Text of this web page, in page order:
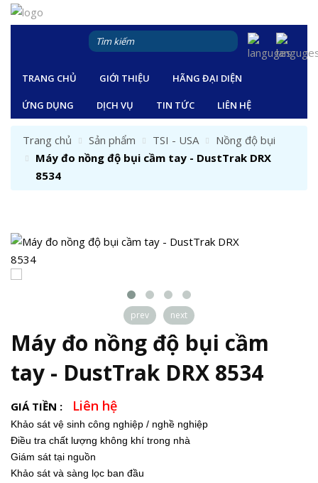
TRANG CHỦ GIỚI THIỆU HÃNG ĐẠI DIỆN
ỨNG DỤNG DỊCH VỤ TIN TỨC LIÊN HỆ
Trang chủ Sản phẩm TSI - USA
Nồng độ bụi
Máy đo nồng độ bụi cầm tay - DustTrak DRX
8534
prev next
Máy đo nồng độ bụi cầm
tay - DustTrak DRX 8534
GIÁ TIỀN : Liên hệ
Khảo sát vệ sinh công nghiệp / nghề nghiệp
Điều tra chất lượng không khí trong nhà
Giám sát tại nguồn
Khảo sát và sàng lọc ban đầu